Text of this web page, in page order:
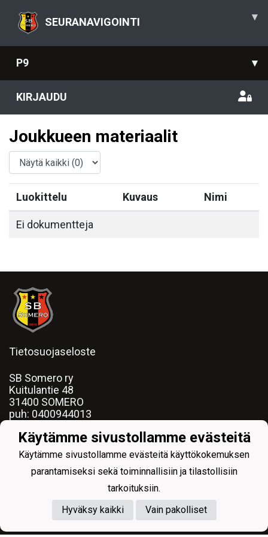
SEURANAVIGOINTI ▾
P9 ▾
KIRJAUDU
Joukkueen materiaalit
Luokittelu Kuvaus Nimi
Ei dokumentteja
Tietosuojaseloste
SB Somero ry
Kuitulantie 48
31400 SOMERO
puh: 0400944013
y-tunnus:2509088-2
Powered by
Käytämme sivustollamme evästeitä
Käytämme sivustollamme evästeitä käyttökokemuksen
parantamiseksi sekä toiminnallisiin ja tilastollisiin
tarkoituksiin.
Hyväksy kaikki
Vain pakolliset